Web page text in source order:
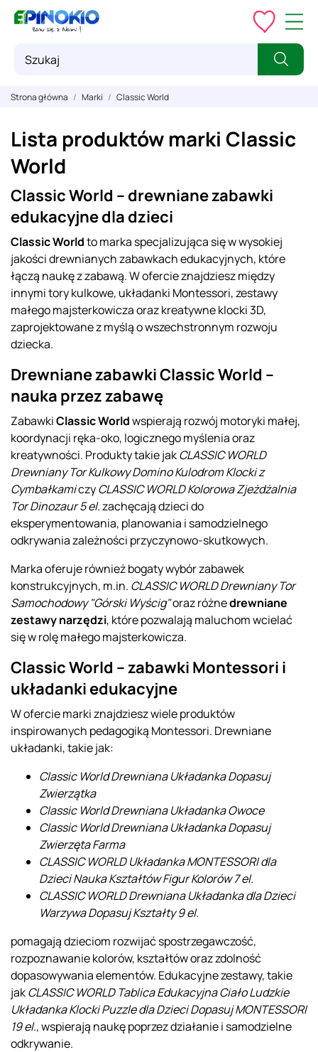
Strona główna Marki Classic World
Lista produktów marki Classic
World
Classic World – drewniane zabawki
edukacyjne dla dzieci
Classic Worldto marka specjalizująca się w wysokiej
jakości drewnianych zabawkach edukacyjnych, które
łączą naukę z zabawą. W ofercie znajdziesz między
innymi tory kulkowe, układanki Montessori, zestawy
małego majsterkowicza oraz kreatywne klocki 3D,
zaprojektowane z myślą o wszechstronnym rozwoju
dziecka.
Drewniane zabawki Classic World –
nauka przez zabawę
ZabawkiClassic Worldwspierają rozwój motoryki małej,
koordynacji ręka-oko, logicznego myślenia oraz
kreatywności. Produkty takie jakCLASSIC WORLD
Drewniany Tor Kulkowy Domino Kulodrom Klocki z
CymbałkamiczyCLASSIC WORLD Kolorowa Zjeżdżalnia
Tor Dinozaur 5 el.zachęcają dzieci do
eksperymentowania, planowania i samodzielnego
odkrywania zależności przyczynowo-skutkowych.
Marka oferuje również bogaty wybór zabawek
konstrukcyjnych, m.in. CLASSIC WORLD Drewniany Tor
Samochodowy "Górski Wyścig"oraz różnedrewniane
zestawy narzędzi, które pozwalają maluchom wcielać
się w rolę małego majsterkowicza.
Classic World – zabawki Montessori i
układanki edukacyjne
W ofercie marki znajdziesz wiele produktów
inspirowanych pedagogiką Montessori. Drewniane
układanki, takie jak:
Classic World Drewniana Układanka Dopasuj
Zwierzątka
Classic World Drewniana Układanka Owoce
Classic World Drewniana Układanka Dopasuj
Zwierzęta Farma
CLASSIC WORLD Układanka MONTESSORI dla
Dzieci Nauka Kształtów Figur Kolorów 7 el.
CLASSIC WORLD Drewniana Układanka dla Dzieci
Warzywa Dopasuj Kształty 9 el.
pomagają dzieciom rozwijać spostrzegawczość,
rozpoznawanie kolorów, kształtów oraz zdolność
dopasowywania elementów. Edukacyjne zestawy, takie
jakCLASSIC WORLD Tablica Edukacyjna Ciało Ludzkie
Układanka Klocki Puzzle dla Dzieci Dopasuj MONTESSORI
19 el., wspierają naukę poprzez działanie i samodzielne
odkrywanie.